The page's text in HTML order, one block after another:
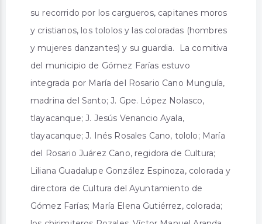
su recorrido por los cargueros, capitanes moros
y cristianos, los tololos y las coloradas (hombres
y mujeres danzantes) y su guardia. La comitiva
del municipio de Gómez Farías estuvo
integrada por María del Rosario Cano Munguía,
madrina del Santo; J. Gpe. López Nolasco,
tlayacanque; J. Jesús Venancio Ayala,
tlayacanque; J. Inés Rosales Cano, tololo; María
del Rosario Juárez Cano, regidora de Cultura;
Liliana Guadalupe González Espinoza, colorada y
directora de Cultura del Ayuntamiento de
Gómez Farías; María Elena Gutiérrez, colorada;